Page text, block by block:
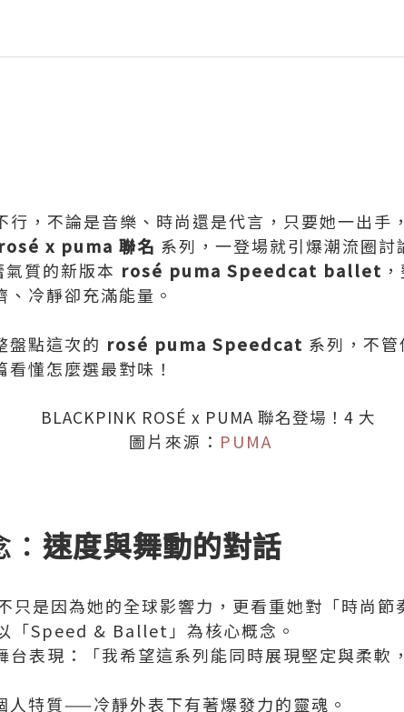
，不論是音樂、時尚還是代言，只要她一出手
rosé x puma 聯名 系列，一登場就引爆潮流圈討
質的新版本 rosé puma Speedcat ballet
冷靜卻充滿能量。
盤點這次的 rosé puma Speedcat 系列，不
懂怎麼選最對味！
圖片來源： PUMA
速度與舞動的對話
只是因為她的全球影響力，更看重她對「時尚節
「Speed & Ballet」為核心概念。
表現：「我希望這系列能同時展現堅定與柔軟
人特質——冷靜外表下有著爆發力的靈魂。